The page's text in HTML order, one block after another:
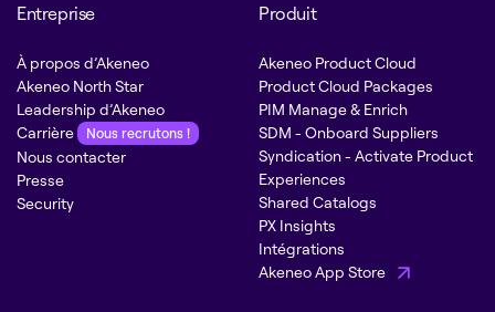
Entreprise
À propos d’Akeneo
Akeneo North Star
Leadership d’Akeneo
Carrière
Nous recrutons !
Nous contacter
Presse
Security
Produit
Akeneo Product Cloud
Product Cloud Packages
PIM Manage & Enrich
SDM - Onboard Suppliers
Syndication - Activate Product
Experiences
Shared Catalogs
PX Insights
Intégrations
Akeneo App Store